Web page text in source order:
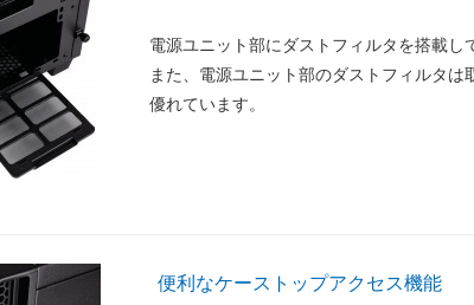
電源ユニット部にダストフィルタを搭載し
また、電源ユニット部のダストフィルタ
優れています。
便利なケーストップアクセス機能